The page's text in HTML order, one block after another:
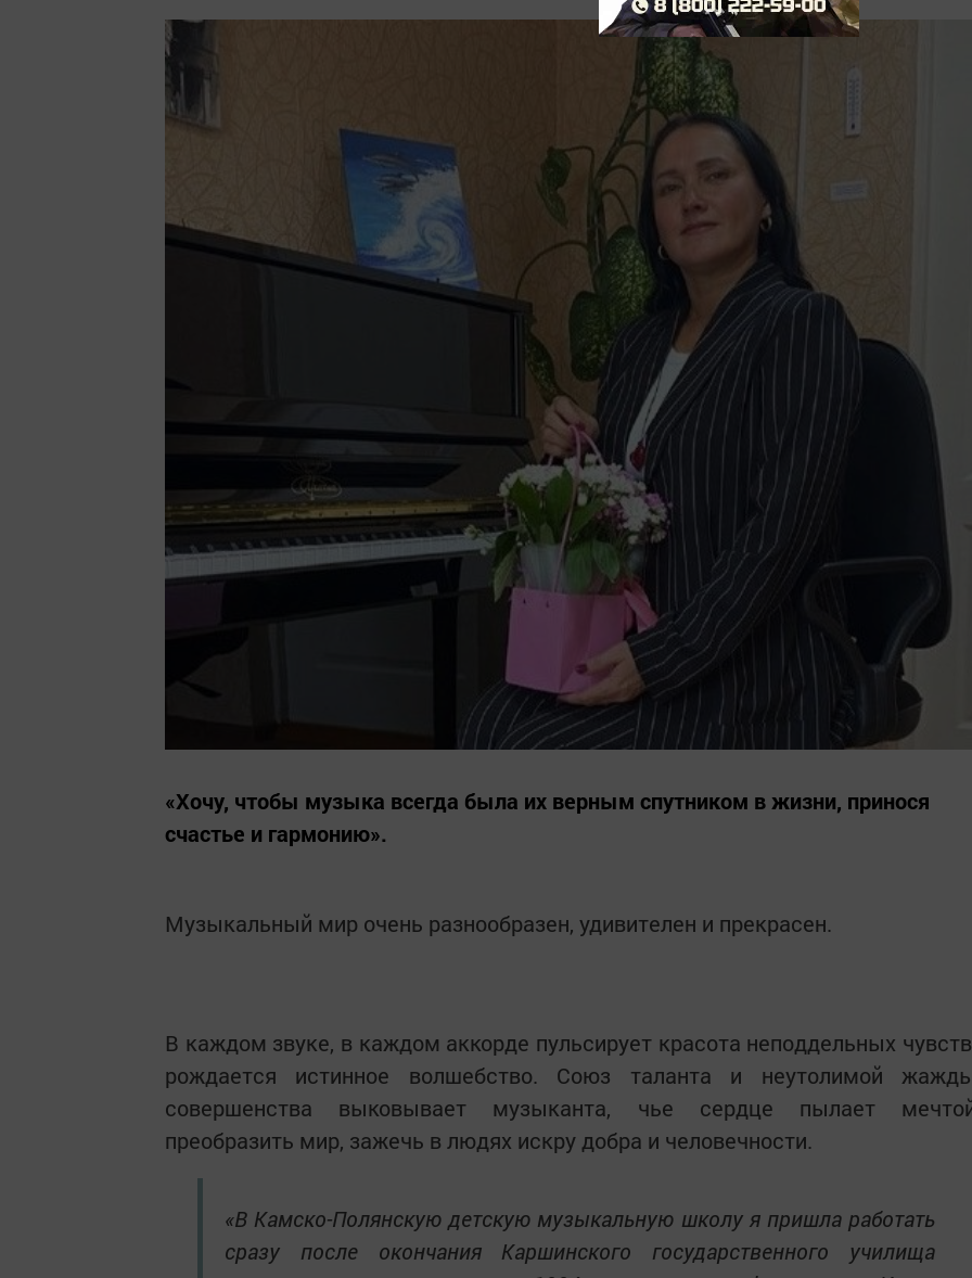
«Хочу, чтобы музыка всегда была их верным спутником в жизни, принося
счастье и гармонию».
Музыкальный мир очень разнообразен, удивителен и прекрасен.
В каждом звуке, в каждом аккорде пульсирует красота неподдельных
рождается истинное волшебство. Союз таланта и неутолимой
совершенства выковывает музыканта, чье сердце пылает
преобразить мир, зажечь в людях искру добра и человечности.
«В Камско-Полянскую детскую музыкальную школу я пришла работать
сразу после окончания Каршинского государственного училища